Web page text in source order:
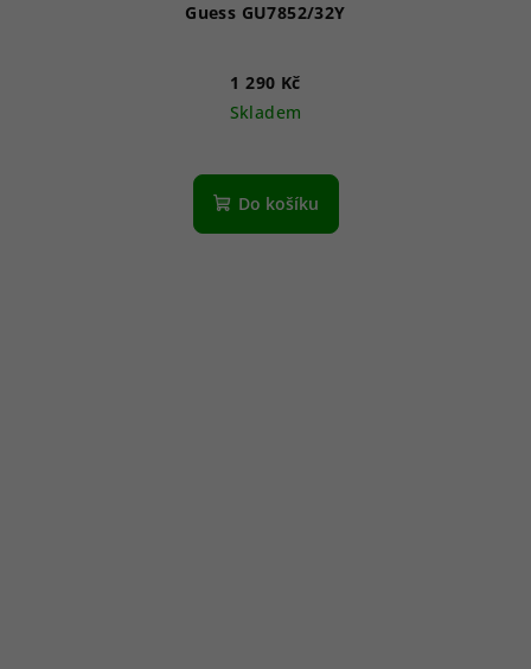
Guess GU7852/32Y
1 290 Kč
Skladem
Do košíku